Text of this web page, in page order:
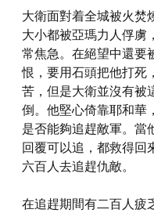
大衛面對着全城被火焚
大小都被亞瑪力人俘虜
常焦急。在絕望中還要
恨，要用石頭把他打死
苦，但是大衛並沒有被
倒。他堅心倚靠耶和華
是否能夠追趕敵軍。當
回覆可以追，都救得回
六百人去追趕仇敵。
在追趕期間有二百人疲